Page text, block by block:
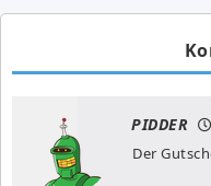
PIDDER
Der